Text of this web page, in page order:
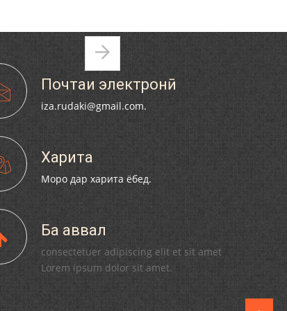
МИРЗО ТУРСУНЗОДА ТАРЧУМАИ
ХОЛ/MIRZO TURSUNZODA BIOGRAFIYA
Сайри осорхона - Мирзо Турсунзода
ТАШКИЛОТИ ҲИЗБИИ ВОРИСОНИ РӮДАКӢ
Почтаи электронӣ
iza.rudaki@gmail.com.
Харита
Моро дар харита ёбед.
Ба аввал
consectetuer adipiscing elit et sit amet
Lorem ipsum dolor sit amet.